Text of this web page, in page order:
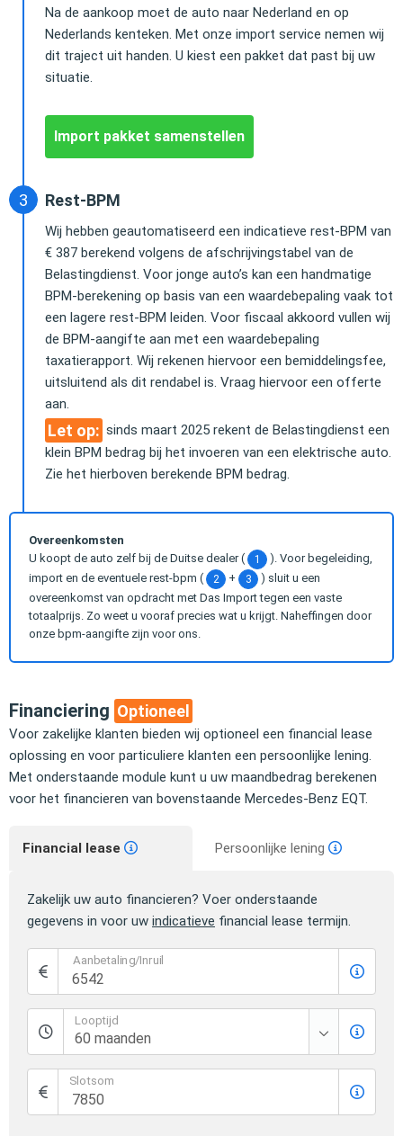
Na de aankoop moet de auto naar Nederland en op
Nederlands kenteken. Met onze import service nemen wij
dit traject uit handen. U kiest een pakket dat past bij uw
situatie.
Import pakket samenstellen
Rest-BPM
Wij hebben geautomatiseerd een indicatieve rest-BPM van
€ 387 berekend volgens de afschrijvingstabel van de
Belastingdienst. Voor jonge auto’s kan een handmatige
BPM-berekening op basis van een waardebepaling vaak tot
een lagere rest-BPM leiden. Voor fiscaal akkoord vullen wij
de BPM-aangifte aan met een waardebepaling
taxatierapport. Wij rekenen hiervoor een bemiddelingsfee,
uitsluitend als dit rendabel is. Vraag hiervoor een offerte
aan.
Let op: sinds maart 2025 rekent de Belastingdienst een
klein BPM bedrag bij het invoeren van een elektrische auto.
Zie het hierboven berekende BPM bedrag.
Overeenkomsten
U koopt de auto zelf bij de Duitse dealer (
1
). Voor begeleiding,
import en de eventuele rest-bpm (
2 + 3
) sluit u een
overeenkomst van opdracht met Das Import tegen een vaste
totaalprijs. Zo weet u vooraf precies wat u krijgt. Naheffingen door
onze bpm-aangifte zijn voor ons.
Financiering Optioneel
Voor zakelijke klanten bieden wij optioneel een financial lease
oplossing en voor particuliere klanten een persoonlijke lening.
Met onderstaande module kunt u uw maandbedrag berekenen
voor het financieren van bovenstaande Mercedes-Benz EQT.
Financial lease Persoonlijke lening
Zakelijk uw auto financieren? Voer onderstaande
gegevens in voor uw indicatieve financial lease termijn.
Aanbetaling/Inruil
Looptijd
Slotsom